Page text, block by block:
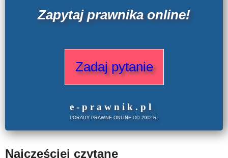
Zapytaj prawnika online!
Zadaj pytanie
e -prawnik . pl
PORADY PRAWNE ONLINE OD 2002 R.
Najczęściej czytane